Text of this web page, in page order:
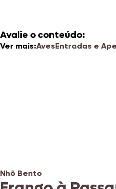
Avalie o conteúdo:
Ver mais:AvesEntradas e
Nhô Bento